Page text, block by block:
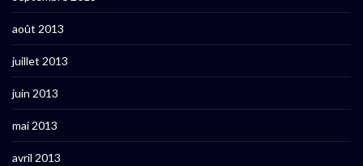
août 2013
juillet 2013
juin 2013
mai 2013
avril 2013